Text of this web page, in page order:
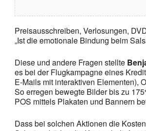
Preisausschreiben, Verlosungen,
„Ist die emotionale Bindung beim
Diese und andere Fragen stellte
es bei der Flugkampagne eines
E-Mails mit interaktiven Elementen),
So erregen bewegte Bilder bis zu
POS mittels Plakaten und Bannern
Dass bei solchen Aktionen die